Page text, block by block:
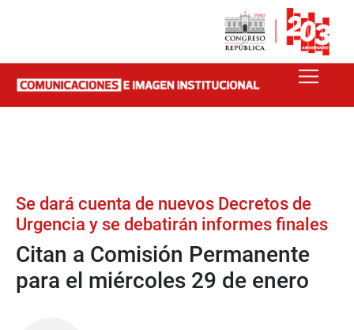
Se dará cuenta de nuevos Decretos de
Urgencia y se debatirán informes finales
Citan a Comisión Permanente
para el miércoles 29 de enero